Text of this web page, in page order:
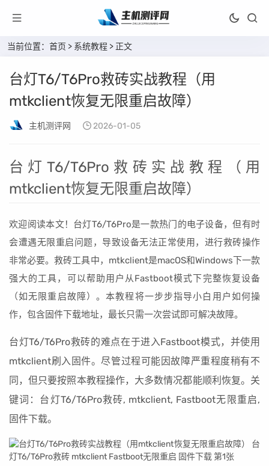
当前位置： 首页 > 系统教程 > 正文
台灯T6/T6Pro救砖实战教程（用
mtkclient恢复无限重启故障）
主机测评网 2026-01-05
台灯T6/T6Pro救砖实战教程（用
mtkclient恢复无限重启故障）
欢迎阅读本文！台灯T6/T6Pro是一款热门的电子设备，但有时
会遭遇无限重启问题，导致设备无法正常使用，进行救砖操作
非常必要。救砖工具中，mtkclient是macOS和Windows下一款
强大的工具，可以帮助用户从Fastboot模式下完整恢复设备
（如无限重启故障）。本教程将一步步指导小白用户如何操
作，包含固件下载地址，最长只需一次尝试即可解决故障。
台灯T6/T6Pro救砖的难点在于进入Fastboot模式，并使用
mtkclient刷入固件。尽管过程可能因故障严重程度稍有不
同，但只要按照本教程操作，大多数情况都能顺利恢复。关
键词：台灯T6/T6Pro救砖, mtkclient, Fastboot无限重启,
固件下载。